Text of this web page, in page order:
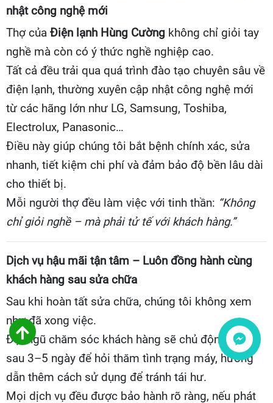
nhật công nghệ mới
Thợ của Điện lạnh Hùng Cường không chỉ giỏi tay
nghề mà còn có ý thức nghề nghiệp cao.
Tất cả đều trải qua quá trình đào tạo chuyên sâu về
điện lạnh, thường xuyên cập nhật công nghệ mới
từ các hãng lớn như LG, Samsung, Toshiba,
Electrolux, Panasonic…
Điều này giúp chúng tôi bắt bệnh chính xác, sửa
nhanh, tiết kiệm chi phí và đảm bảo độ bền lâu dài
cho thiết bị.
Mỗi người thợ đều làm việc với tinh thần: “Không
chỉ giỏi nghề – mà phải tử tế với khách hàng.”
Dịch vụ hậu mãi tận tâm – Luôn đồng hành cùng
khách hàng sau sửa chữa
Sau khi hoàn tất sửa chữa, chúng tôi không xem
như đã xong việc.
Đội ngũ chăm sóc khách hàng sẽ chủ động gọi lại
sau 3–5 ngày để hỏi thăm tình trạng máy, hướng
dẫn thêm cách sử dụng để tránh tái hư.
Mọi dịch vụ đều được bảo hành rõ ràng, nếu phát
Liên hệ